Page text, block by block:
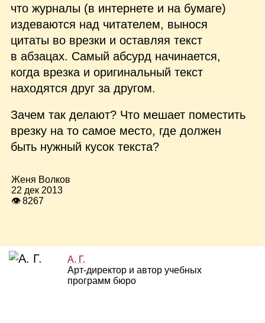
что журналы (в интернете и на бумаге)
издеваются над читателем, вынося
цитаты во врезки и оставляя текст
в абзацах. Самый абсурд начинается,
когда врезка и оригинальный текст
находятся друг за другом.
Зачем так делают? Что мешает поместить
врезку на то самое место, где должен
быть нужный кусок текста?
Женя Волков
22 дек 2013
👁 8267
А. Г.
Арт‑директор и автор учебных
программ бюро